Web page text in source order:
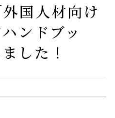
国人材向け
ンドブッ
した！